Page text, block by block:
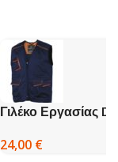
Γιλέκο Εργασίας
24,00 €